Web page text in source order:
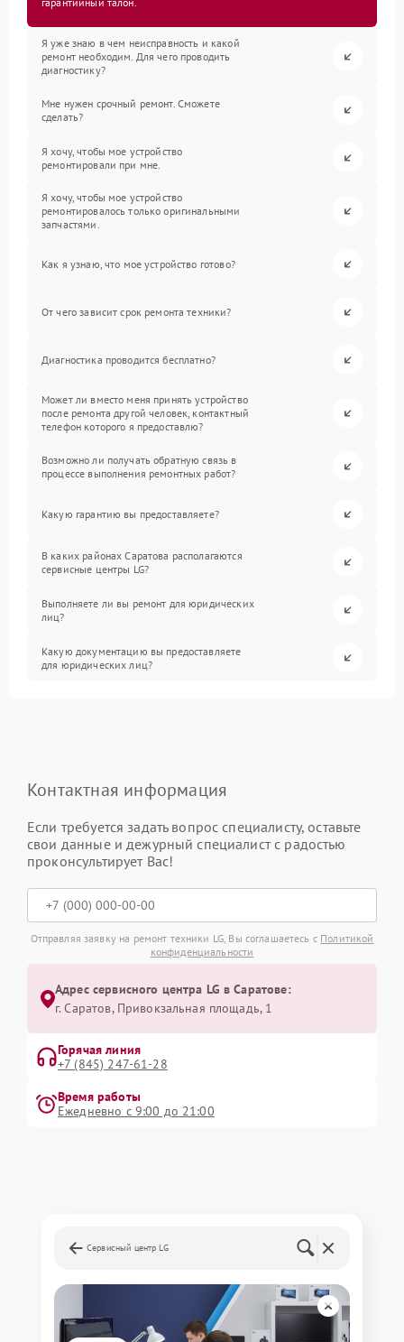
Я уже знаю в чем неисправность и какой
ремонт необходим. Для чего проводить
диагностику?
Мне нужен срочный ремонт. Сможете
сделать?
Я хочу, чтобы мое устройство
ремонтировали при мне.
Я хочу, чтобы мое устройство
ремонтировалось только оригинальными
запчастями.
Как я узнаю, что мое устройство готово?
От чего зависит срок ремонта техники?
Диагностика проводится бесплатно?
Может ли вместо меня принять устройство
после ремонта другой человек, контактный
телефон которого я предоставлю?
Возможно ли получать обратную связь в
процессе выполнения ремонтных работ?
Какую гарантию вы предоставляете?
В каких районах Саратова располагаются
сервисные центры LG?
Выполняете ли вы ремонт для юридических
лиц?
Какую документацию вы предоставляете
для юридических лиц?
Контактная информация
Если требуется задать вопрос специалисту, оставьте
свои данные и дежурный специалист с радостью
проконсультирует Вас!
Отправляя заявку на ремонт техники LG, Вы соглашаетесь с Политикой
конфиденциальности
Адрес сервисного центра LG в Саратове:
г. Саратов, Привокзальная площадь, 1
Горячая линия
+7 (845) 247-61-28
Время работы
Ежедневно с 9:00 до 21:00
Сервисный центр LG